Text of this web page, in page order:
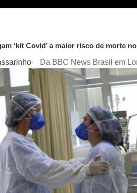
‘kit Covid’ a maior risco de morte
· Da BBC News Brasil em